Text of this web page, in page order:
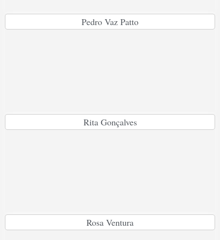
Pedro Vaz Patto
Rita Gonçalves
Rosa Ventura